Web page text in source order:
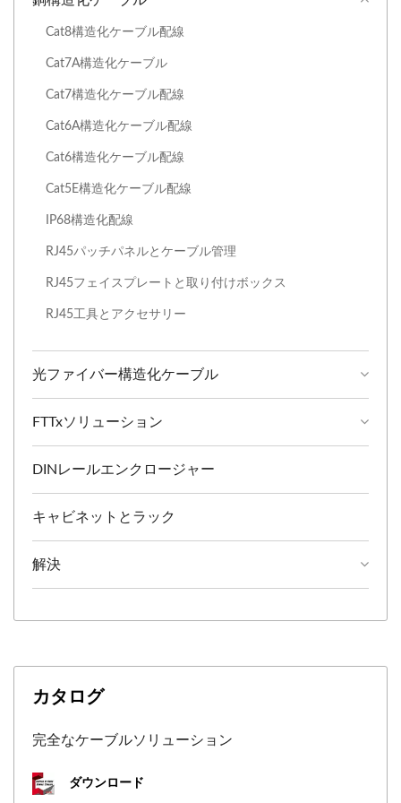
Cat8構造化ケーブル配線
Cat7A構造化ケーブル
Cat7構造化ケーブル配線
Cat6A構造化ケーブル配線
Cat6構造化ケーブル配線
Cat5E構造化ケーブル配線
IP68構造化配線
RJ45パッチパネルとケーブル管理
RJ45フェイスプレートと取り付けボックス
RJ45工具とアクセサリー
光ファイバー構造化ケーブル
FTTxソリューション
DINレールエンクロージャー
キャビネットとラック
解決
カタログ
完全なケーブルソリューション
ダウンロード